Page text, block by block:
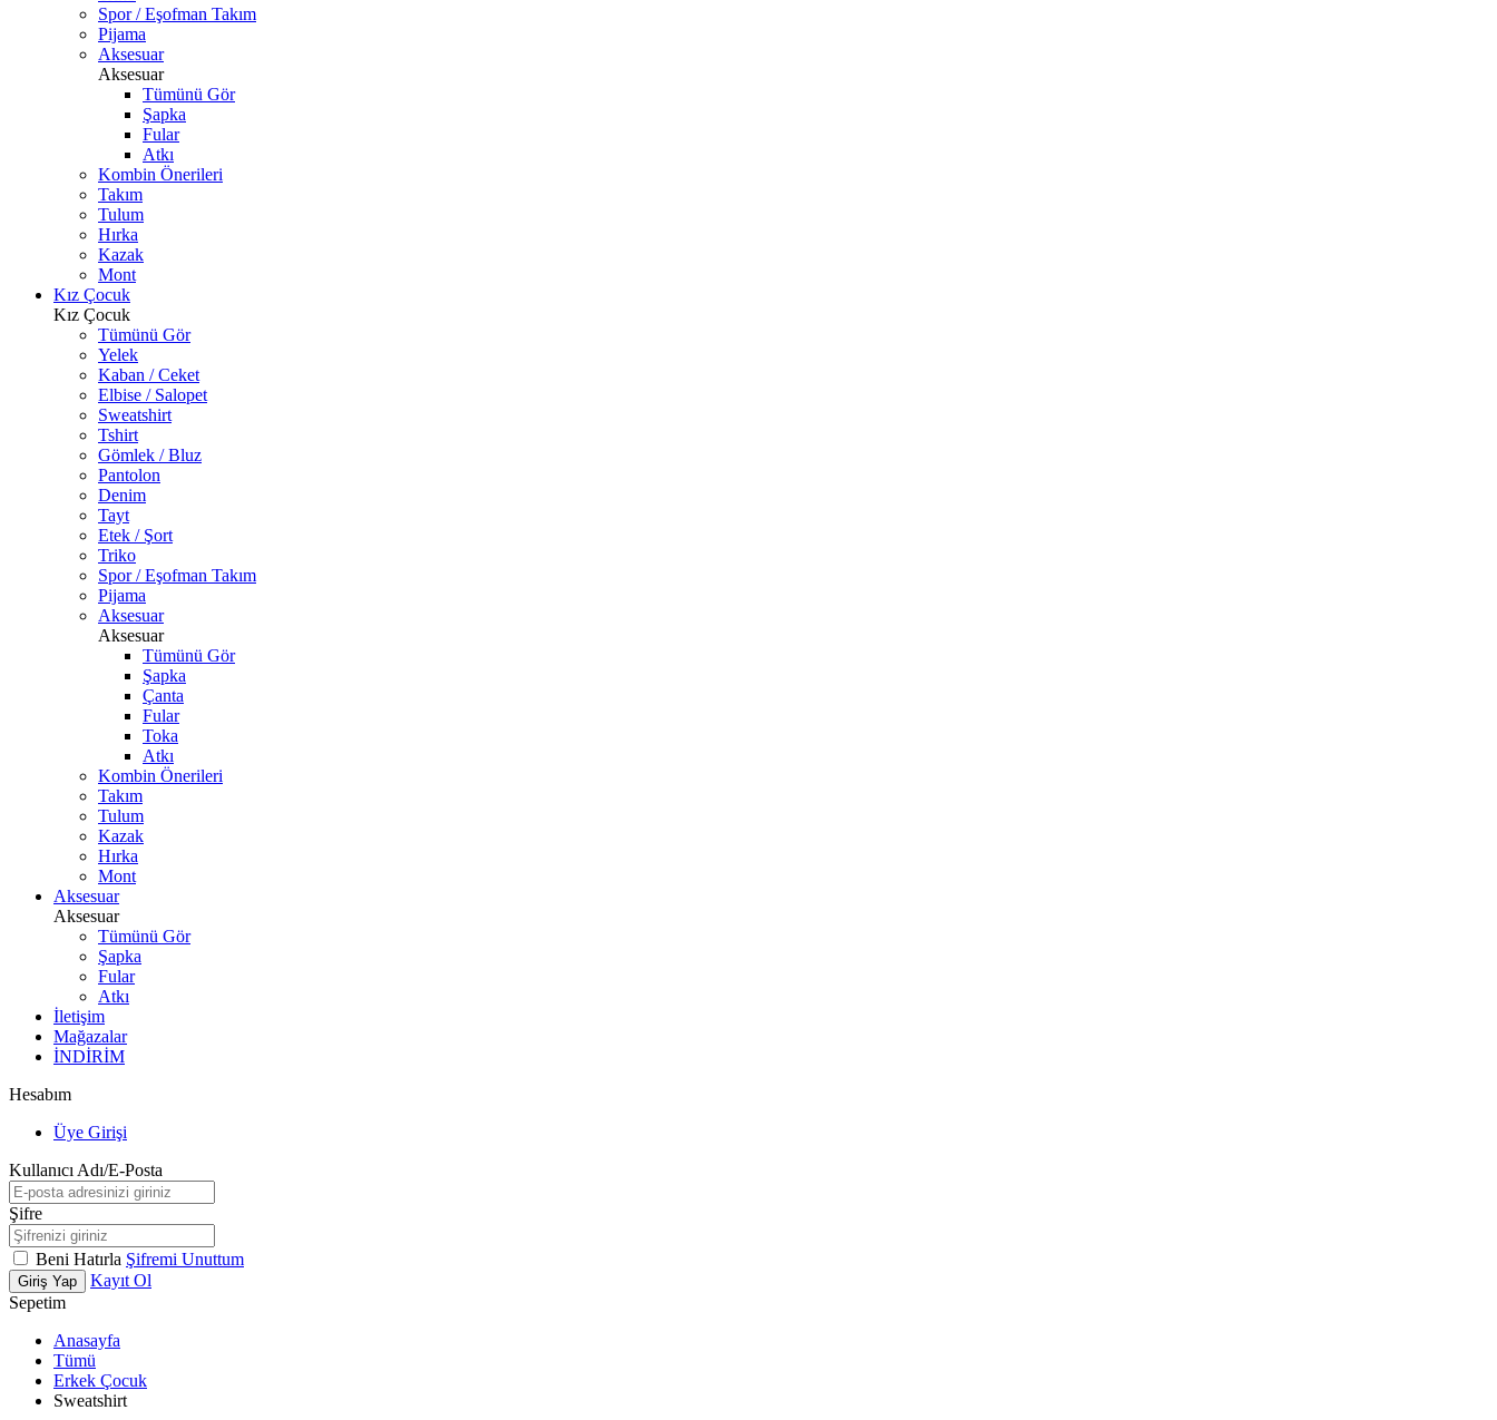
Spor / Eşofman Takım
Pijama
Aksesuar
Aksesuar
Tümünü Gör
Şapka
Fular
Atkı
Kombin Önerileri
Takım
Tulum
Hırka
Kazak
Mont
Kız Çocuk
Kız Çocuk
Tümünü Gör
Yelek
Kaban / Ceket
Elbise / Salopet
Sweatshirt
Tshirt
Gömlek / Bluz
Pantolon
Denim
Tayt
Etek / Şort
Triko
Spor / Eşofman Takım
Pijama
Aksesuar
Aksesuar
Tümünü Gör
Şapka
Çanta
Fular
Toka
Atkı
Kombin Önerileri
Takım
Tulum
Kazak
Hırka
Mont
Aksesuar
Aksesuar
Tümünü Gör
Şapka
Fular
Atkı
İletişim
Mağazalar
İNDİRİM
Hesabım
Üye Girişi
Kullanıcı Adı/E-Posta
Şifre
Beni Hatırla Şifremi Unuttum
Giriş Yap
Kayıt Ol
Sepetim
Anasayfa
Tümü
Erkek Çocuk
Sweatshirt